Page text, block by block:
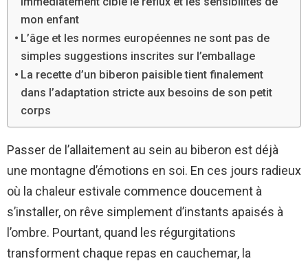
mon enfant
L’âge et les normes européennes ne sont pas de
simples suggestions inscrites sur l’emballage
La recette d’un biberon paisible tient finalement
dans l’adaptation stricte aux besoins de son petit
corps
Passer de l’allaitement au sein au biberon est déjà
une montagne d’émotions en soi. En ces jours radieux
où la chaleur estivale commence doucement à
s’installer, on rêve simplement d’instants apaisés à
l’ombre. Pourtant, quand les régurgitations
transforment chaque repas en cauchemar, la